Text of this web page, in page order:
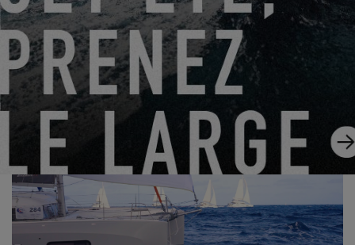
ET CE N’EST PAS FINI…
Ce week-end, 2 autres catamarans Excess et leur équipage
prendront à leur tour le grand départ de l’ARC depuis Las Palmas.
Nous leur souhaitons à tous une belle traversée !